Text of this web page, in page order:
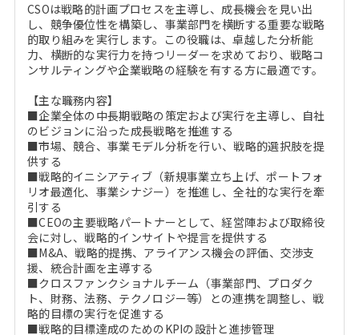
CSOは戦略的計画プロセスを主導し、成長機会を見い出
し、競争優位性を構築し、事業部門を横断する重要な戦略
的取り組みを実行します。この役職は、卓越した分析能
力、横断的な実行力を持つリーダーを求めており、戦略コ
ンサルティングや企業戦略の経験を有する方に最適です。
【主な職務内容】
■企業全体の中長期戦略の策定および実行を主導し、自社
のビジョンに沿った成長戦略を推進する
■市場、競合、事業モデル分析を行い、戦略的選択肢を提
供する
■戦略的イニシアティブ（新規事業立ち上げ、ポートフォ
リオ最適化、事業シナジー）を推進し、全社的な実行を牽
引する
■CEOの主要戦略パートナーとして、経営陣および取締役
会に対し、戦略的インサイトや提言を提供する
■M&A、戦略的提携、アライアンス機会の評価、交渉支
援、統合計画を主導する
■クロスファンクショナルチーム（事業部門、プロダク
ト、財務、法務、テクノロジー等）との連携を調整し、戦
略的目標の実行を促進する
■戦略的目標達成のためのKPIの設計と進捗管理